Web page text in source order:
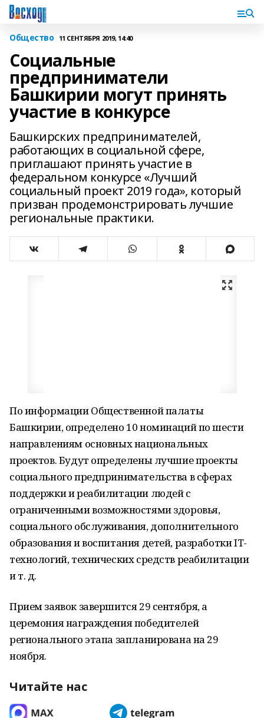
Общество 11 СЕНТЯБРЯ 2019, 14:40
Социальные
предприниматели
Башкирии могут принять
участие в конкурсе
Башкирских предпринимателей,
работающих в социальной сфере,
приглашают принять участие в
федеральном конкурсе «Лучший
социальный проект 2019 года», который
призван продемонстрировать лучшие
региональные практики.
По информации Общественной палаты
Башкирии, определено 10 номинаций по шести
направлениям основных национальных
проектов. Будут определены лучшие проекты
социального предпринимательства в сферах
поддержки и реабилитации людей с
ограниченными возможностями здоровья,
социального обслуживания, дополнительного
образования и воспитания детей, разработки IT-
технологий, технических средств реабилитации
и т. д.
Прием заявок завершится 29 сентября, а
церемония награждения победителей
регионального этапа запланирована на 29
ноября.
Читайте нас